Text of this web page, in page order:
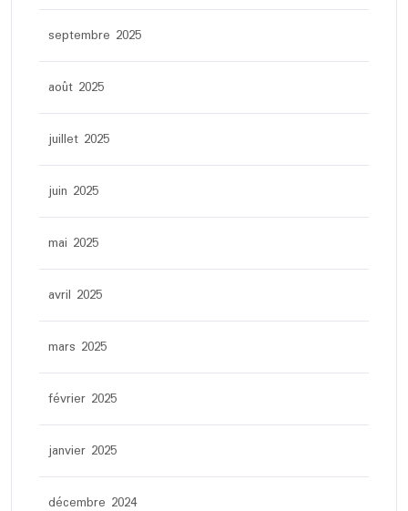
septembre 2025
août 2025
juillet 2025
juin 2025
mai 2025
avril 2025
mars 2025
février 2025
janvier 2025
décembre 2024